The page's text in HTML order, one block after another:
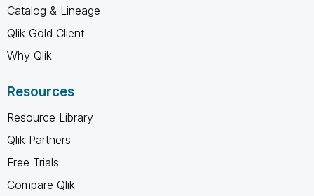
Catalog & Lineage
Qlik Gold Client
Why Qlik
Resources
Resource Library
Qlik Partners
Free Trials
Compare Qlik